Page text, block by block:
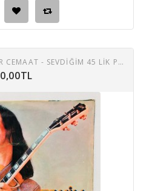
ERKIN KORAY - CÜMBÜR CEMAAT - SEVDIĞIM 45 LIK PLAK
0,00TL